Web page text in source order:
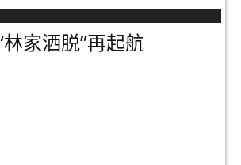
家洒脱”再起航